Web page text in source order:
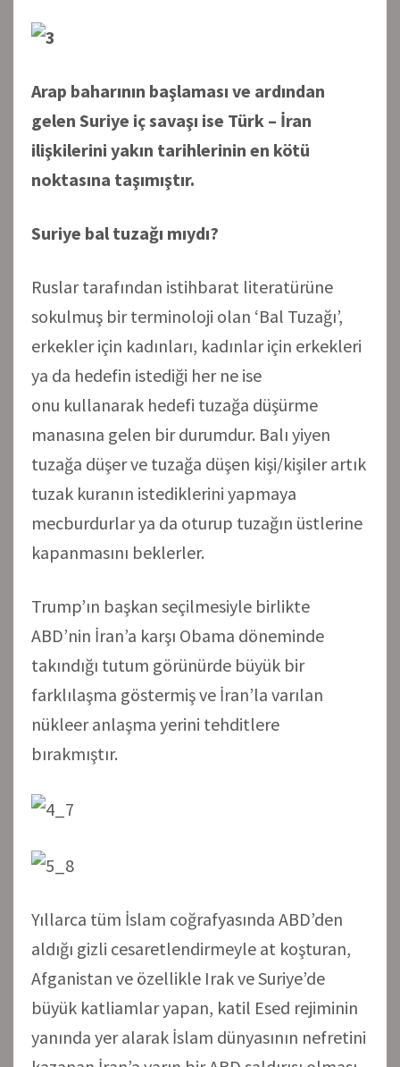
Arap baharının başlaması ve ardından
gelen Suriye iç savaşı ise Türk – İran
ilişkilerini yakın tarihlerinin en kötü
noktasına taşımıştır.
Suriye bal tuzağı mıydı?
Ruslar tarafından istihbarat literatürüne
sokulmuş bir terminoloji olan ‘Bal Tuzağı’,
erkekler için kadınları, kadınlar için erkekleri
ya da hedefin istediği her ne ise
onu kullanarak hedefi tuzağa düşürme
manasına gelen bir durumdur. Balı yiyen
tuzağa düşer ve tuzağa düşen kişi/kişiler artık
tuzak kuranın istediklerini yapmaya
mecburdurlar ya da oturup tuzağın üstlerine
kapanmasını beklerler.
Trump’ın başkan seçilmesiyle birlikte
ABD’nin İran’a karşı Obama döneminde
takındığı tutum görünürde büyük bir
farklılaşma göstermiş ve İran’la varılan
nükleer anlaşma yerini tehditlere
bırakmıştır.
Yıllarca tüm İslam coğrafyasında ABD’den
aldığı gizli cesaretlendirmeyle at koşturan,
Afganistan ve özellikle Irak ve Suriye’de
büyük katliamlar yapan, katil Esed rejiminin
yanında yer alarak İslam dünyasının nefretini